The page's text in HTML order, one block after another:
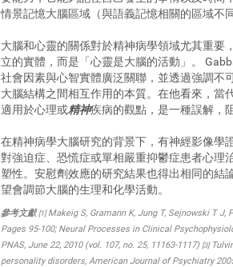
情景記憶大腦區域（與語義記憶相關的區域不
大腦和心靈的關係對於精神病學領域尤其重要
立的實體，而是「心靈是大腦的活動」。
社會因素與心智實體廣泛關聯，並透過強調不
大腦結構之間相互作用的本質。在他看來，當
適用於心理或精神疾病的觀點，是一種誤解，
在精神病學大腦研究的背景下，有神經影像學
對強迫症、恐慌症或單相嚴重抑鬱症患者心理
塑性。安慰劑效應的研究結果也得出相同的結
望會調節大腦的生理和化學活動。
參考文獻 [1]Makeig S, Gramann K, Jung T, Sejnowski T J,
Pages 95-100; Neural Processes in Clinical
PNAS, June 22, 2010 (vol. 107, no. 25, 11163-1117) [3]
personality disorders, American Journal of Psychiatry